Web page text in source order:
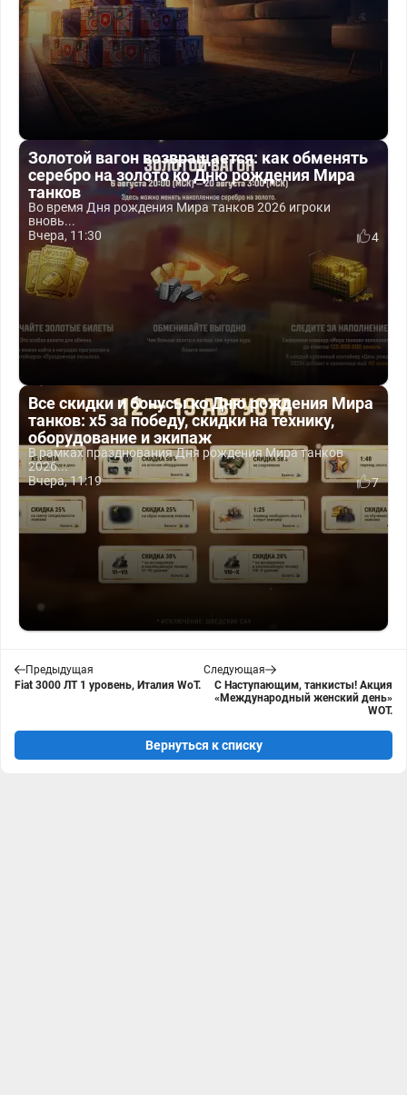
Золотой вагон возвращается: как обменять
серебро на золото ко Дню рождения Мира
танков
Во время Дня рождения Мира танков 2026 игроки
вновь...
Вчера, 11:30
4
Все скидки и бонусы ко Дню рождения Мира
танков: x5 за победу, скидки на технику,
оборудование и экипаж
В рамках празднования Дня рождения Мира танков
2026...
Вчера, 11:19
7
Предыдущая
Fiat 3000 ЛТ 1 уровень, Италия WoT.
Следующая
С Наступающим, танкисты! Акция
«Международный женский день»
WOT.
Вернуться к списку